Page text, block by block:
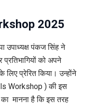
स्वास्थ्य
संदेश
2025
उपाध्यक्ष पंकज सिंह ने
को अपने
लिए प्रेरित किया। उन्होंने
Workshop ) की इस
मानना है कि इस तरह